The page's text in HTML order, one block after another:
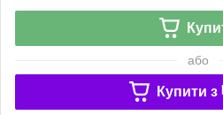
або
Купити з